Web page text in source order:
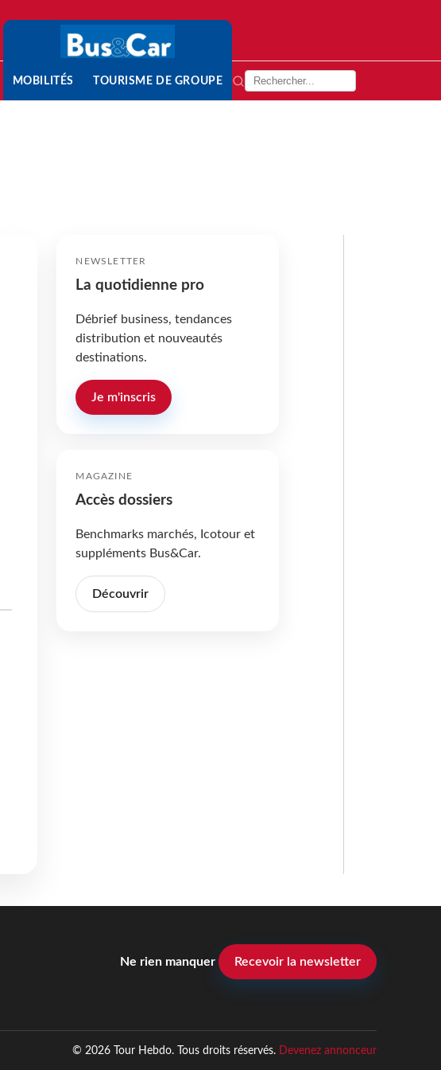
MOBILITÉS TOURISME DE GROUPE
NEWSLETTER
La quotidienne pro
Débrief business, tendances
distribution et nouveautés
destinations.
Je m'inscris
MAGAZINE
Accès dossiers
Benchmarks marchés, Icotour et
suppléments Bus&Car.
Découvrir
Ne rien manquer Recevoir la newsletter
© 2026 Tour Hebdo. Tous droits réservés. Devenez annonceur